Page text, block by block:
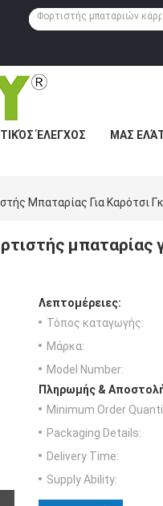
ΈΛΕΓΧΟΣ ΜΑΣ
Μπαταρίας Για Καρότσι
μπαταρίας
Λεπτομέρειες:
Τόπος καταγωγής:
Μάρκα:
Model Number:
Πληρωμής &
Minimum Order
Packaging Details:
Delivery Time:
Supply Ability: